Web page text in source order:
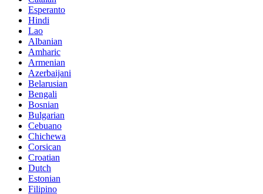
Esperanto
Hindi
Lao
Albanian
Amharic
Armenian
Azerbaijani
Belarusian
Bengali
Bosnian
Bulgarian
Cebuano
Chichewa
Corsican
Croatian
Dutch
Estonian
Filipino